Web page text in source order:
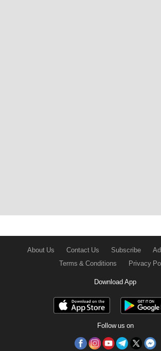
About Us Contact Us Subscribe
Terms & Conditions
Privacy
Download App
Follow us on